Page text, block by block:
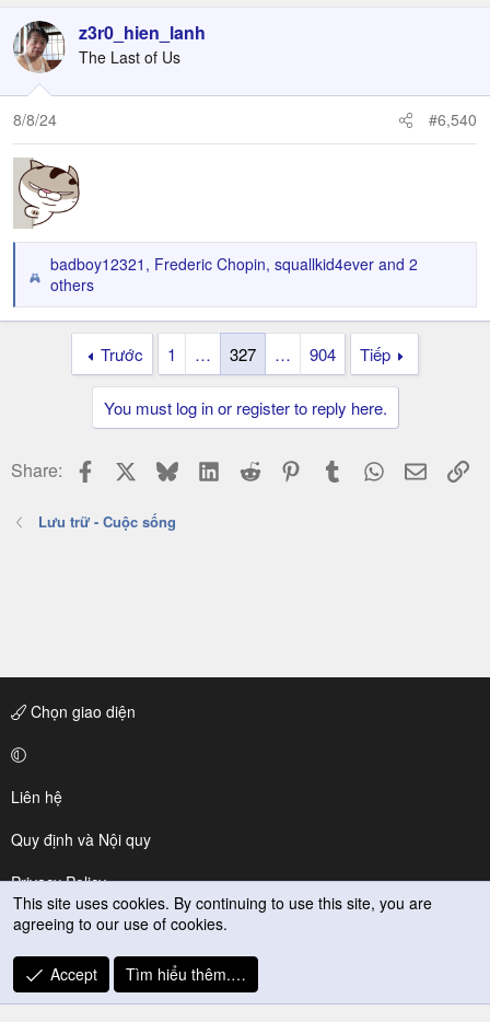
c
t
i
o
n
:
z3r0_hien_lanh
The Last of Us
8/8/24 #6,540
R
e
a
:
badboy12321 , Frederic Chopin, squallkid4ever and 2
others
Trước 1 … 327 … 904 Tiếp
You must log in or register to reply here.
Share: Facebook BlueskyLinkedIn
Reddit PinterestTumblr WhatsApp
Email
Lưu trữ - Cuộc sống
Chọn giao diện
Liên hệ
Quy định và Nội quy
Privacy Policy
Trợ giúp
R
S
This site uses cookies. By continuing to use this site, you are
agreeing to our use of cookies.
Accept Tìm hiểu thêm.…